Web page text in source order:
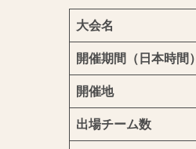
大会名
開催期間（日本時間）
開催地
出場チーム数